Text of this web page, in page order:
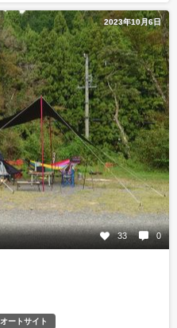
2023年10月6日
33 0
オートサイト